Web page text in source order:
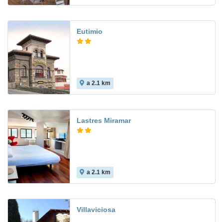
Eutimio
a 2.1 km
Lastres Miramar
a 2.1 km
Villaviciosa